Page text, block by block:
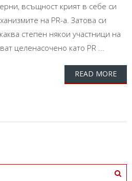
всъщност крият в себе си
на PR-а. Затова си
степен някои участници на
целенасочено като PR ...
READ MORE